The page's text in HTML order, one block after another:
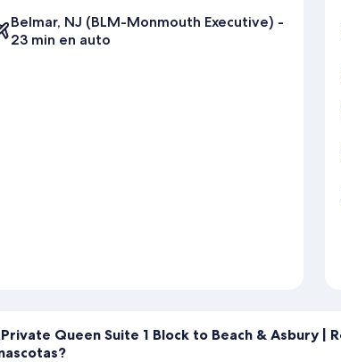
Belmar, NJ (BLM-Monmouth Executive) -
23 min en auto
Queen Suite 1 Block to Beach & Asbury |